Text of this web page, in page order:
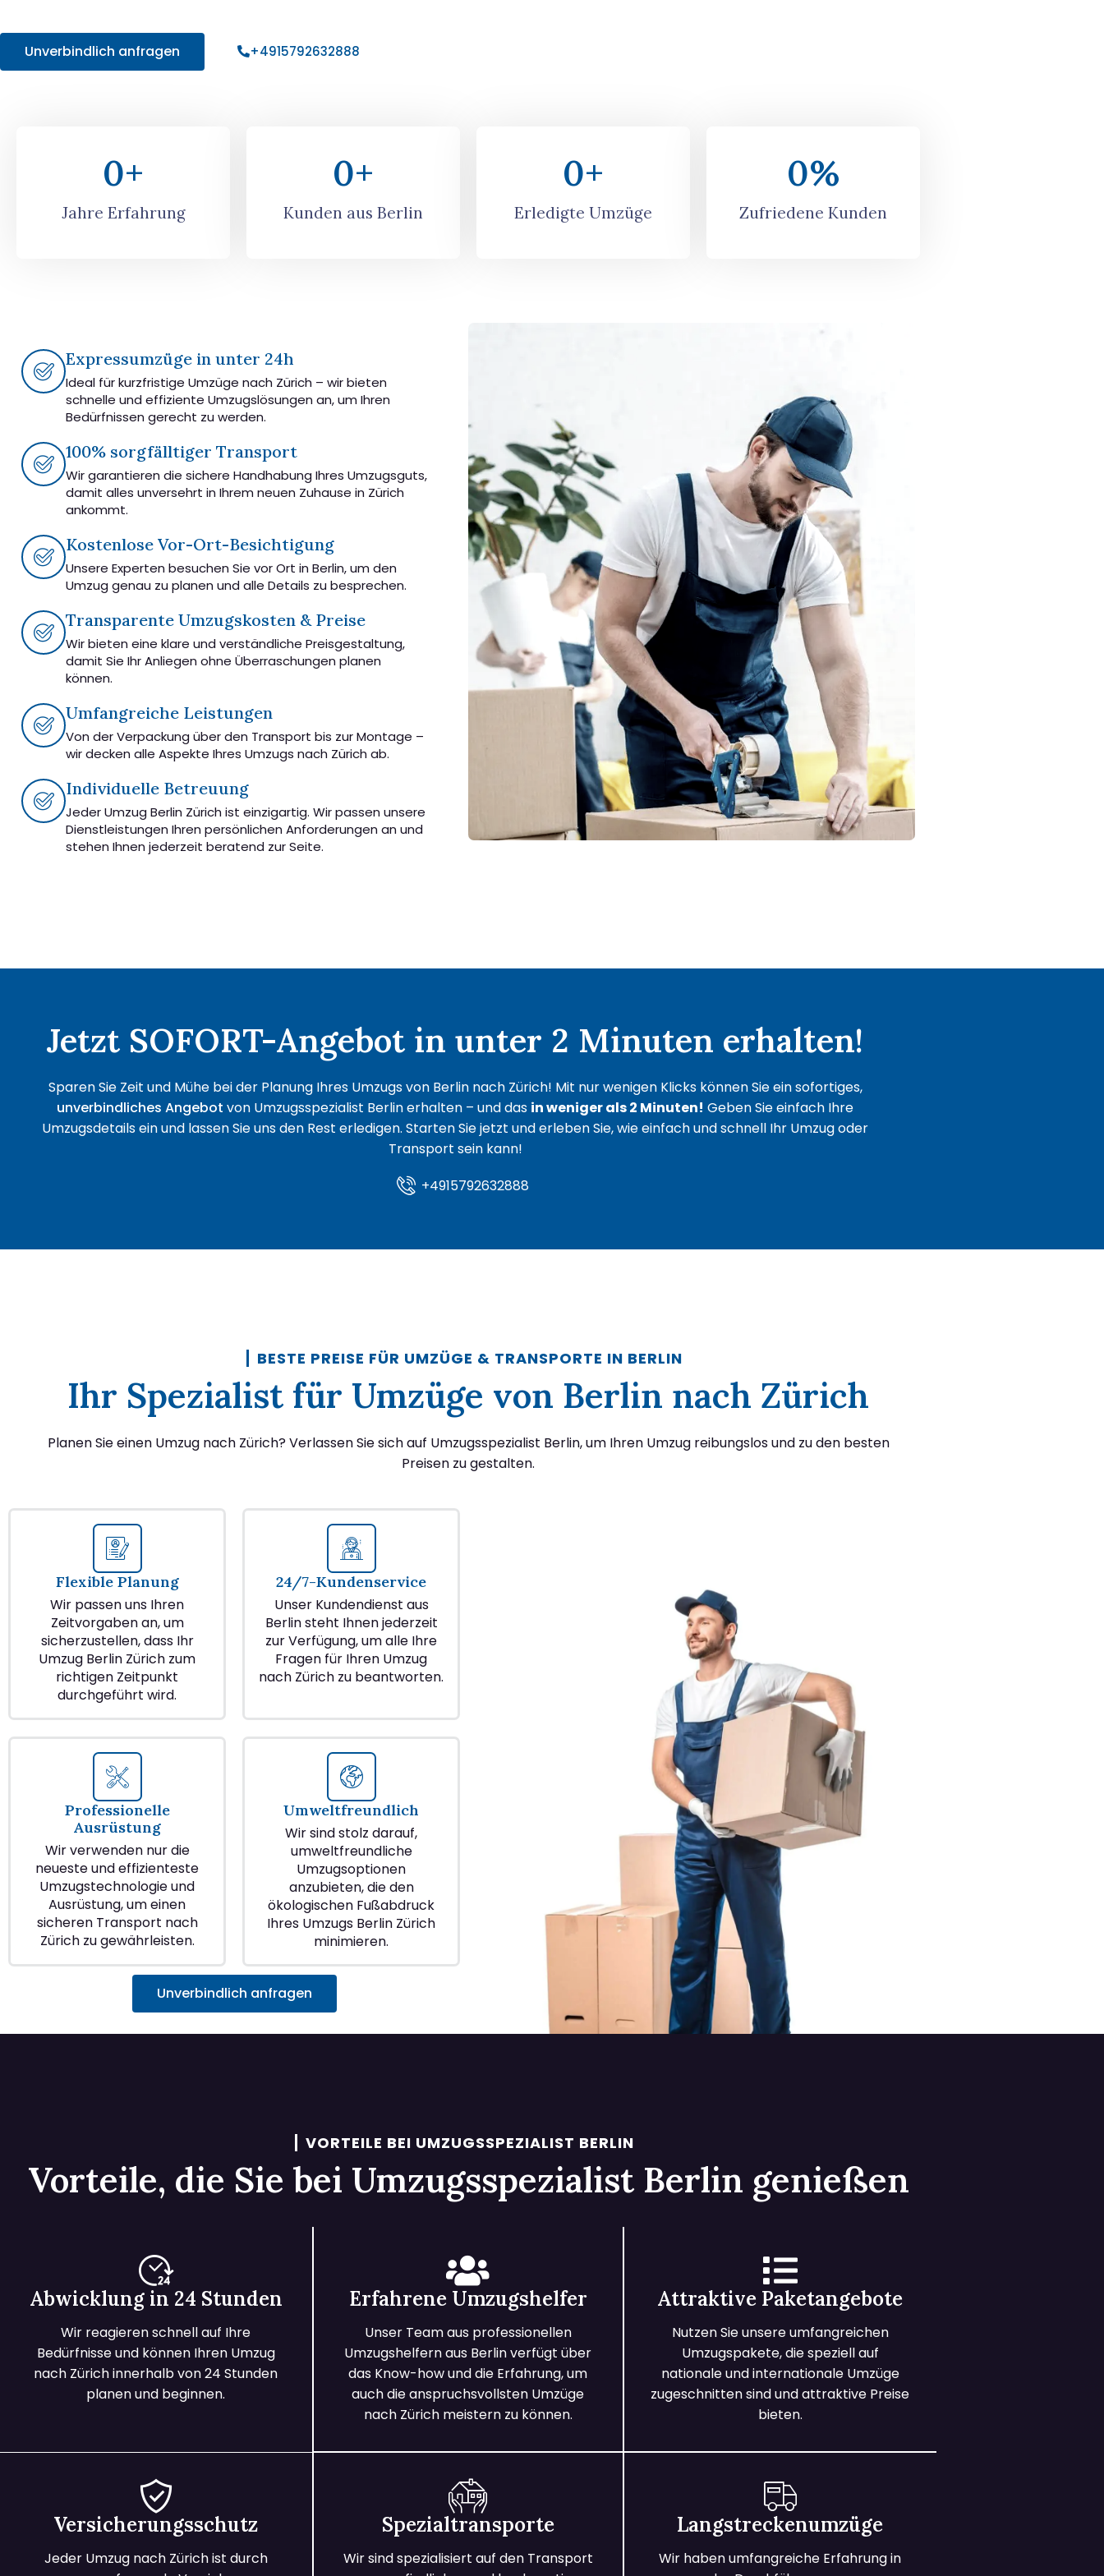
Unverbindlich anfragen +4915792632888
Jahre Erfahrung
0+
Kunden aus Berlin
0+
Erledigte Umzüge
0+
Zufriedene Kunden
0%
Expressumzüge in unter 24h
Ideal für kurzfristige Umzüge nach Zürich – wir bieten
schnelle und effiziente Umzugslösungen an, um Ihren
Bedürfnissen gerecht zu werden.
100% sorgfälltiger Transport
Wir garantieren die sichere Handhabung Ihres Umzugsguts,
damit alles unversehrt in Ihrem neuen Zuhause in Zürich
ankommt.
Kostenlose Vor-Ort-Besichtigung
Unsere Experten besuchen Sie vor Ort in Berlin, um den
Umzug genau zu planen und alle Details zu besprechen.
Transparente Umzugskosten & Preise
Wir bieten eine klare und verständliche Preisgestaltung,
damit Sie Ihr Anliegen ohne Überraschungen planen
können.
Umfangreiche Leistungen
Von der Verpackung über den Transport bis zur Montage –
wir decken alle Aspekte Ihres Umzugs nach Zürich ab.
Individuelle Betreuung
Jeder Umzug Berlin Zürich ist einzigartig. Wir passen unsere
Dienstleistungen Ihren persönlichen Anforderungen an und
stehen Ihnen jederzeit beratend zur Seite.
Jetzt SOFORT-Angebot in unter 2 Minuten erhalten!
Sparen Sie Zeit und Mühe bei der Planung Ihres Umzugs von Berlin nach Zürich! Mit nur wenigen Klicks können Sie ein sofortiges,
unverbindliches Angebot von Umzugsspezialist Berlin erhalten – und das in weniger als 2 Minuten! Geben Sie einfach Ihre
Umzugsdetails ein und lassen Sie uns den Rest erledigen. Starten Sie jetzt und erleben Sie, wie einfach und schnell Ihr Umzug oder
Transport sein kann!
+4915792632888
BESTE PREISE FÜR UMZÜGE & TRANSPORTE IN BERLIN
Ihr Spezialist für Umzüge von Berlin nach Zürich
Planen Sie einen Umzug nach Zürich? Verlassen Sie sich auf Umzugsspezialist Berlin, um Ihren Umzug reibungslos und zu den besten
Preisen zu gestalten.
Flexible Planung
Wir passen uns Ihren
Zeitvorgaben an, um
sicherzustellen, dass Ihr
Umzug Berlin Zürich zum
richtigen Zeitpunkt
durchgeführt wird.
24/7-Kundenservice
Unser Kundendienst aus
Berlin steht Ihnen jederzeit
zur Verfügung, um alle Ihre
Fragen für Ihren Umzug
nach Zürich zu beantworten.
Professionelle
Ausrüstung
Wir verwenden nur die
neueste und effizienteste
Umzugstechnologie und
Ausrüstung, um einen
sicheren Transport nach
Zürich zu gewährleisten.
Umweltfreundlich
Wir sind stolz darauf,
umweltfreundliche
Umzugsoptionen
anzubieten, die den
ökologischen Fußabdruck
Ihres Umzugs Berlin Zürich
minimieren.
Unverbindlich anfragen
VORTEILE BEI UMZUGSSPEZIALIST BERLIN
Vorteile, die Sie bei Umzugsspezialist Berlin genießen
Abwicklung in 24 Stunden
Wir reagieren schnell auf Ihre
Bedürfnisse und können Ihren Umzug
nach Zürich innerhalb von 24 Stunden
planen und beginnen.
Erfahrene Umzugshelfer
Unser Team aus professionellen
Umzugshelfern aus Berlin verfügt über
das Know-how und die Erfahrung, um
auch die anspruchsvollsten Umzüge
nach Zürich meistern zu können.
Attraktive Paketangebote
Nutzen Sie unsere umfangreichen
Umzugspakete, die speziell auf
nationale und internationale Umzüge
zugeschnitten sind und attraktive Preise
bieten.
Versicherungsschutz
Jeder Umzug nach Zürich ist durch
Spezialtransporte
Wir sind spezialisiert auf den Transport
Langstreckenumzüge
Wir haben umfangreiche Erfahrung in